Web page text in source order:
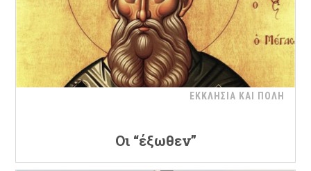
ΕΚΚΛΗΣΙΑ ΚΑΙ ΠΟΛΗ
Οι “έξωθεν”